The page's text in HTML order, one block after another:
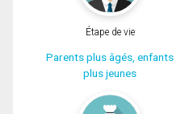
Étape de vie
Parents plus âgés, enfants
plus jeunes